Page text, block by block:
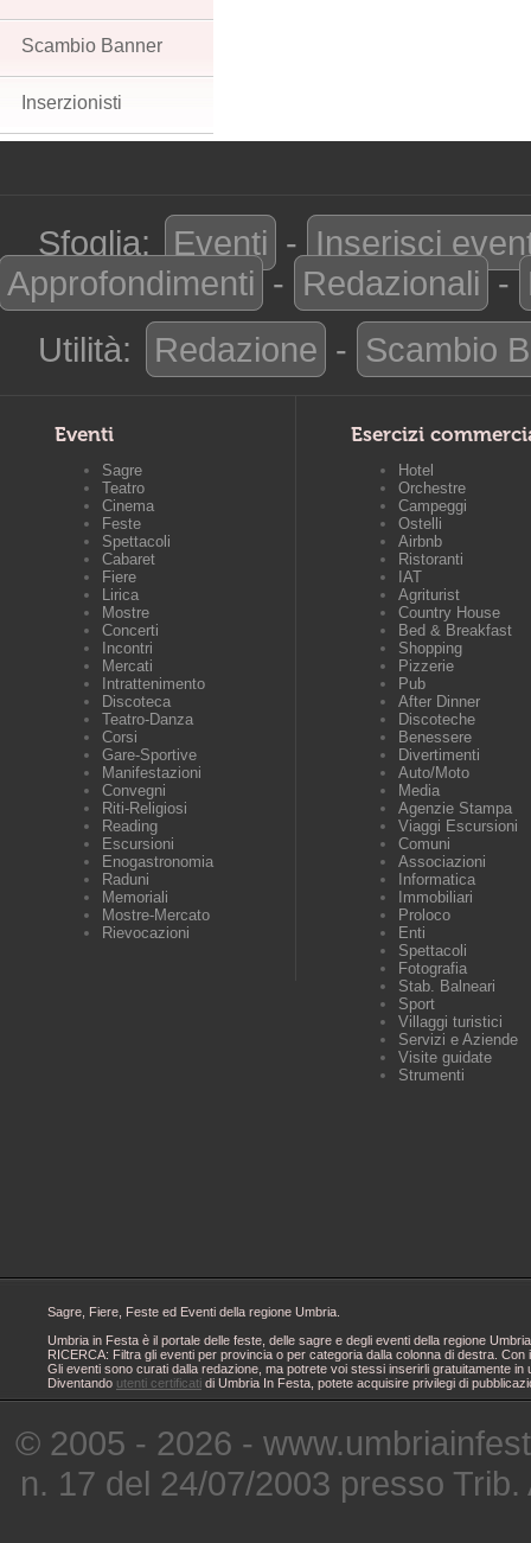
Scambio Banner
Inserzionisti
Sfoglia: Eventi - Inserisci
Approfondimenti - Redazionali -
Utilità:
Redazione - Scambio
Eventi
Sagre
Teatro
Cinema
Feste
Spettacoli
Cabaret
Fiere
Lirica
Mostre
Concerti
Incontri
Mercati
Intrattenimento
Discoteca
Teatro-Danza
Corsi
Gare-Sportive
Manifestazioni
Convegni
Riti-Religiosi
Reading
Escursioni
Enogastronomia
Raduni
Memoriali
Mostre-Mercato
Rievocazioni
Esercizi
Hotel
Orchestre
Campeggi
Ostelli
Airbnb
Ristoranti
IAT
Agriturist
Country House
Bed & Breakfast
Shopping
Pizzerie
Pub
After Dinner
Discoteche
Benessere
Divertimenti
Auto/Moto
Media
Agenzie Stampa
Viaggi Escursioni
Comuni
Associazioni
Informatica
Immobiliari
Proloco
Enti
Spettacoli
Fotografia
Stab. Balneari
Sport
Villaggi turistici
Servizi e Aziende
Visite guidate
Strumenti
Sagre, Fiere, Feste ed Eventi della regione Umbria.
Umbria in Festa è il portale delle feste, delle sagre e degli eventi della regione
RICERCA: Filtra gli eventi per provincia o per categoria dalla colonna di destra.
Gli eventi sono curati dalla redazione, ma potrete voi stessi inserirli gratuitamente
Diventando utenti certificati di Umbria In Festa, potete acquisire privilegi di
© 2005 - 2026 -
n. 17 del 24/07/2003 presso